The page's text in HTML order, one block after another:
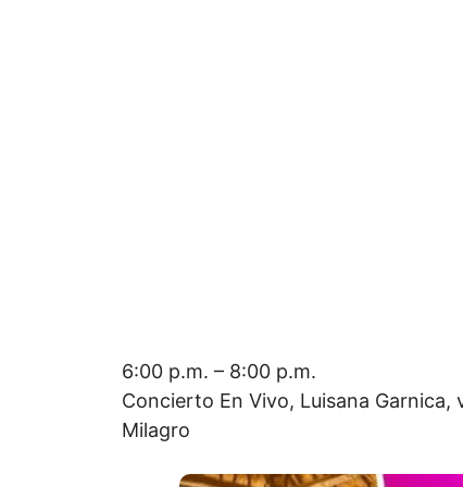
6:00 p.m. – 8:00 p.m.
Concierto En Vivo, Luisana Garnica,
Milagro